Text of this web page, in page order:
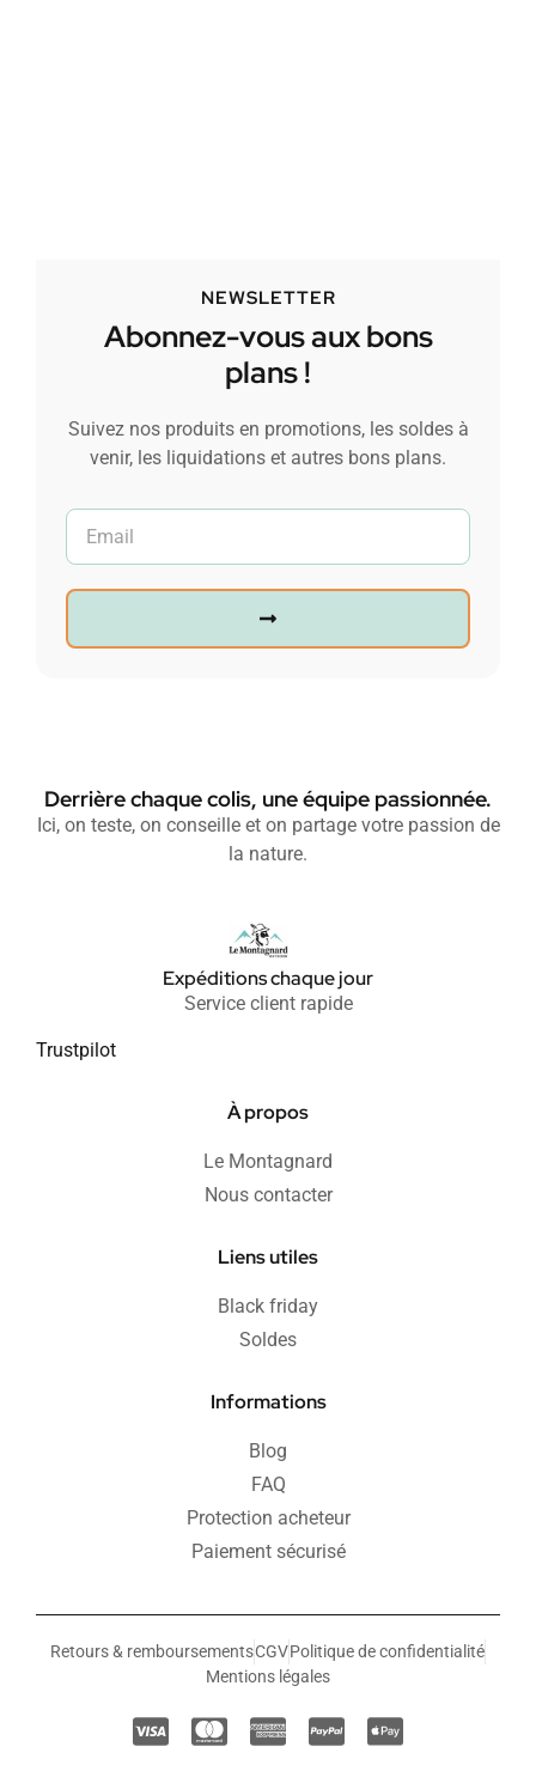
NEWSLETTER
Abonnez-vous aux bons
plans !
Suivez nos produits en promotions, les soldes à
venir, les liquidations et autres bons plans.
Derrière chaque colis, une équipe passionnée.
Ici, on teste, on conseille et on partage votre passion de
la nature.
Expéditions chaque jour
Service client rapide
Trustpilot
À propos
Le Montagnard
Nous contacter
Liens utiles
Black friday
Soldes
Informations
Blog
FAQ
Protection acheteur
Paiement sécurisé
Retours & remboursementsCGVPolitique de confidentialité
Mentions légales